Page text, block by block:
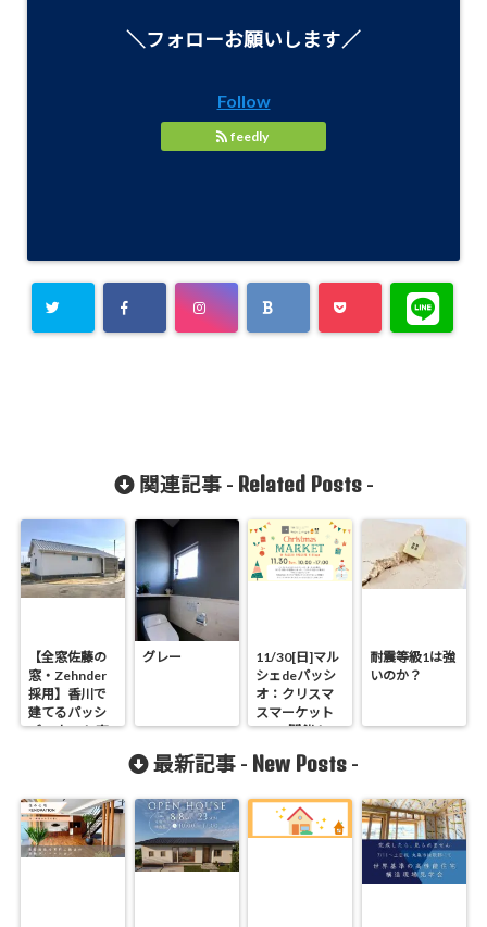
＼フォローお願いします／
Follow
feedly
関連記事 - Related Posts-
【全窓佐藤の
窓・Zehnder
採用】香川で
建てるパッシ
ブハウス！ 高
グレー
11/30[日]マル
シェdeパッシ
オ：クリスマ
スマーケット
2025 開催！
耐震等級1は強
いのか？
最新記事 - New Posts -